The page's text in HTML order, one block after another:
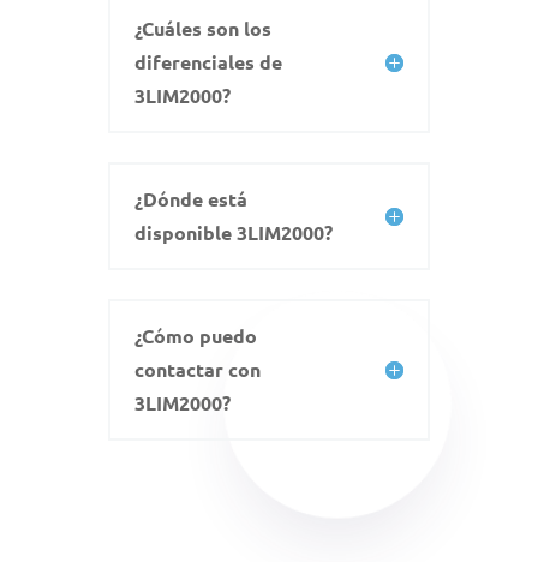
¿Cuáles son los
diferenciales de
3LIM2000?
¿Dónde está
disponible 3LIM2000?
¿Cómo puedo
contactar con
3LIM2000?